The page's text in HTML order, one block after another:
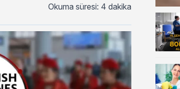
Okuma süresi: 4 dakika